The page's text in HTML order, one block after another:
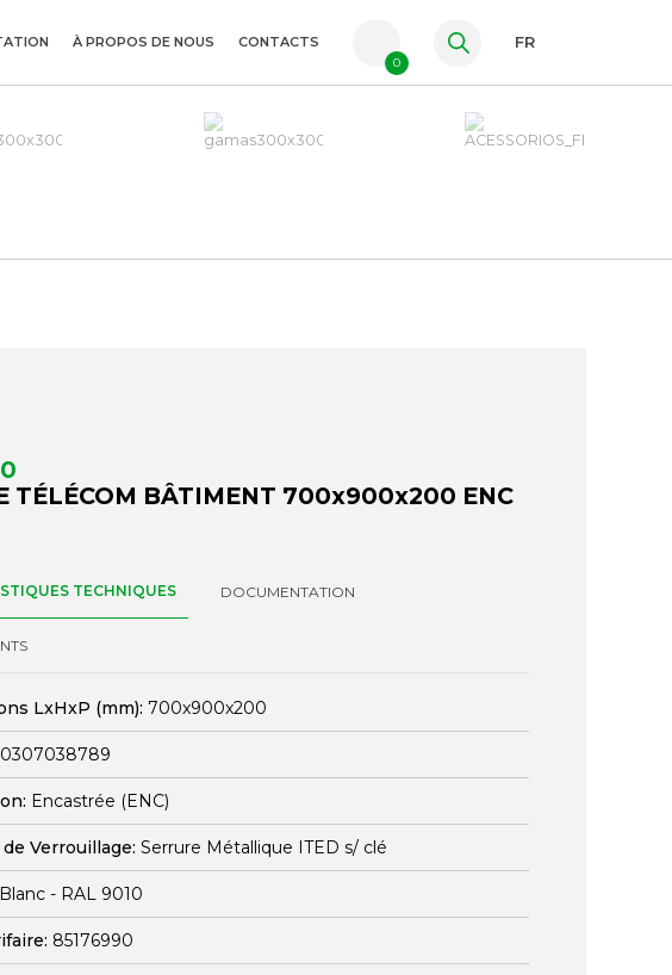
ES
À PROPOS DE NOUS CONTACTS
0
FR
TÉLÉCOM BÂTIMENT 700x900x200 ENC
TECHNIQUES DOCUMENTATION
LxHxP (mm): 700x900x200
Encastrée (ENC)
Verrouillage: Serrure Métallique ITED s/ clé
Blanc - RAL 9010
85176990